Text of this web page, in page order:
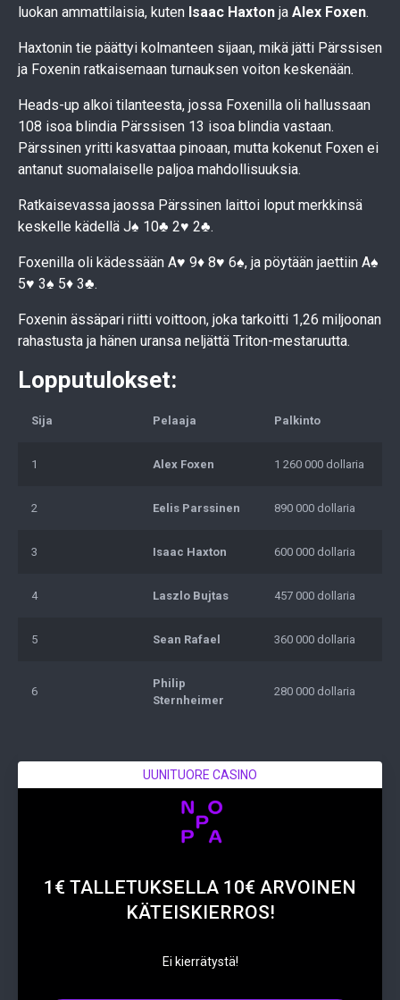
luokan ammattilaisia, kuten Isaac Haxton ja Alex Foxen.
Haxtonin tie päättyi kolmanteen sijaan, mikä jätti Pärssisen
ja Foxenin ratkaisemaan turnauksen voiton keskenään.
Heads-up alkoi tilanteesta, jossa Foxenilla oli hallussaan
108 isoa blindia Pärssisen 13 isoa blindia vastaan.
Pärssinen yritti kasvattaa pinoaan, mutta kokenut Foxen ei
antanut suomalaiselle paljoa mahdollisuuksia.
Ratkaisevassa jaossa Pärssinen laittoi loput merkkinsä
keskelle kädellä J♠️ 10♣️ 2♥️ 2♣️.
Foxenilla oli kädessään A♥️ 9♦️ 8♥️ 6♠️, ja pöytään jaettiin A♠️
5♥️ 3♠️ 5♦️ 3♣️.
Foxenin ässäpari riitti voittoon, joka tarkoitti 1,26 miljoonan
rahastusta ja hänen uransa neljättä Triton-mestaruutta.
Lopputulokset:
Sija Pelaaja Palkinto
1 Alex Foxen 1 260 000 dollaria
2 Eelis Parssinen 890 000 dollaria
3 Isaac Haxton 600 000 dollaria
4 Laszlo Bujtas 457 000 dollaria
5 Sean Rafael 360 000 dollaria
6
Philip
Sternheimer
280 000 dollaria
UUNITUORE CASINO
1€ TALLETUKSELLA 10€ ARVOINEN
KÄTEISKIERROS!
Ei kierrätystä!